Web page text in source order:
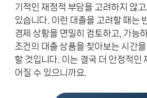
기적인 재정적 부담을 고려하지 않
있습니다. 이런 대출을 고려할 때는
경제 상황을 면밀히 검토하고, 가능
조건의 대출 상품을 찾아보는 시간
할 것입니다. 이는 결국 더 안정적인
어질 수 있으니까요.